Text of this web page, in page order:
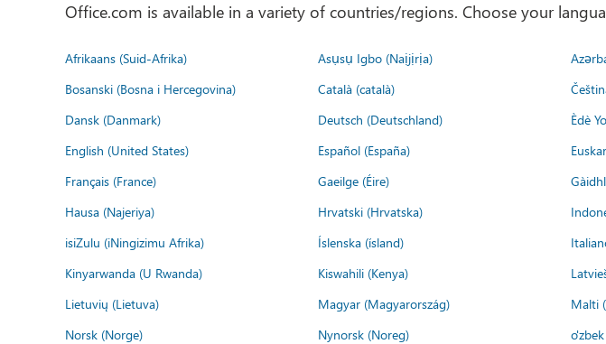
Office.com is available in a variety of countries/regions. Choose your
Afrikaans (Suid-Afrika) Asụsụ Igbo (Naịjịrịa)
Bosanski (Bosna i Hercegovina)
Català (català)
Dansk (Danmark)
Deutsch (Deutschland) Èdè
English (United States)
Español (España)
Français (France)
Gaeilge (Éire)
Hausa (Najeriya)
Hrvatski (Hrvatska)
isiZulu (iNingizimu Afrika)
Íslenska (ísland)
Kinyarwanda (U Rwanda)
Kiswahili (Kenya)
Lietuvių (Lietuva)
Magyar (Magyarország) Malti
Norsk (Norge)
Nynorsk (Noreg)